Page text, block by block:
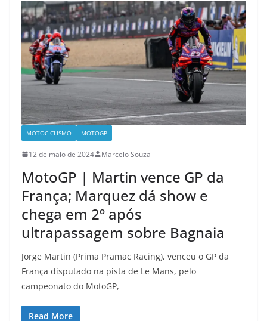
MOTOCICLISMO MOTOGP
12 de maio de 2024 Marcelo Souza
MotoGP | Martin vence GP da
França; Marquez dá show e
chega em 2º após
ultrapassagem sobre Bagnaia
Jorge Martin (Prima Pramac Racing), venceu o GP da
França disputado na pista de Le Mans, pelo
campeonato do MotoGP,
Read More